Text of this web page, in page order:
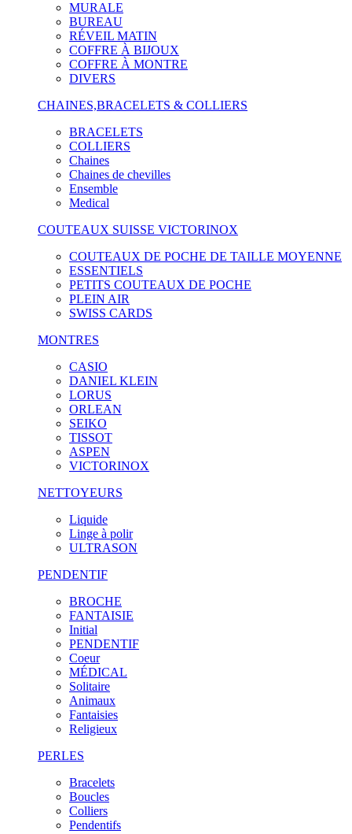
MURALE
BUREAU
RÉVEIL MATIN
COFFRE À BIJOUX
COFFRE À MONTRE
DIVERS
CHAINES,BRACELETS & COLLIERS
BRACELETS
COLLIERS
Chaines
Chaines de chevilles
Ensemble
Medical
COUTEAUX SUISSE VICTORINOX
COUTEAUX DE POCHE DE TAILLE MOYENNE
ESSENTIELS
PETITS COUTEAUX DE POCHE
PLEIN AIR
SWISS CARDS
MONTRES
CASIO
DANIEL KLEIN
LORUS
ORLEAN
SEIKO
TISSOT
ASPEN
VICTORINOX
NETTOYEURS
Liquide
Linge à polir
ULTRASON
PENDENTIF
BROCHE
FANTAISIE
Initial
PENDENTIF
Coeur
MÉDICAL
Solitaire
Animaux
Fantaisies
Religieux
PERLES
Bracelets
Boucles
Colliers
Pendentifs